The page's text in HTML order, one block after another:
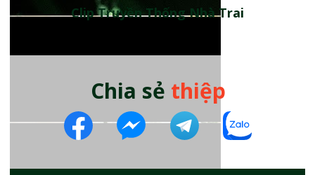
Clip Truyền Thống Nhà Trai
Chia sẻ thiệp